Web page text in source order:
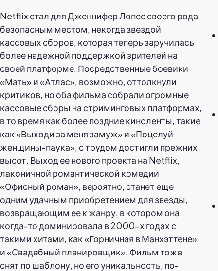
Netflix стал для Дженнифер Лопес своего рода
безопасным местом, некогда звездой
кассовых сборов, которая теперь заручилась
более надежной поддержкой зрителей на
своей платформе. Посредственные боевики
«Мать» и «Атлас», возможно, оттолкнули
критиков, но оба фильма собрали огромные
кассовые сборы на стриминговых платформах,
в то время как более поздние киноленты, такие
как «Выходи за меня замуж» и «Поцелуй
женщины-паука», с трудом достигли прежних
высот. Выход ее нового проекта на Netflix,
лаконичной романтической комедии
«Офисный роман», вероятно, станет еще
одним удачным приобретением для звезды,
возвращающим ее к жанру, в котором она
когда-то доминировала в 2000-х годах с
такими хитами, как «Горничная в Манхэттене»
и «Свадебный планировщик». Фильм тоже
снят по шаблону, но его уникальность, по-